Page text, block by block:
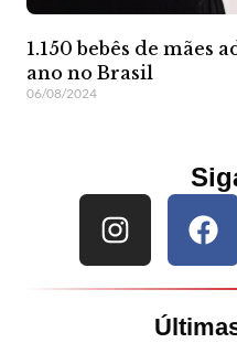
1.150 bebês de mães
ano no Brasil
06/08/2024